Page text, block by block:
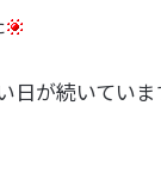
が続いていま